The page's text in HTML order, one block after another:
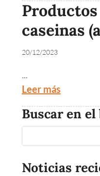
caseinas
20/12/2023
...
Leer más
Buscar en el
Noticias